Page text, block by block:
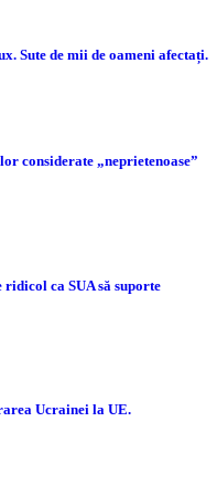
Sute de mii de oameni afectați.
considerate „neprietenoase”
ca SUA să suporte
Ucrainei la UE.